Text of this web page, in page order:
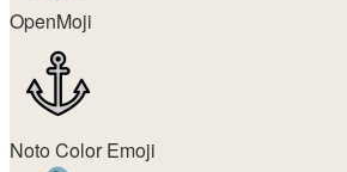
OpenMoji
Noto Color Emoji